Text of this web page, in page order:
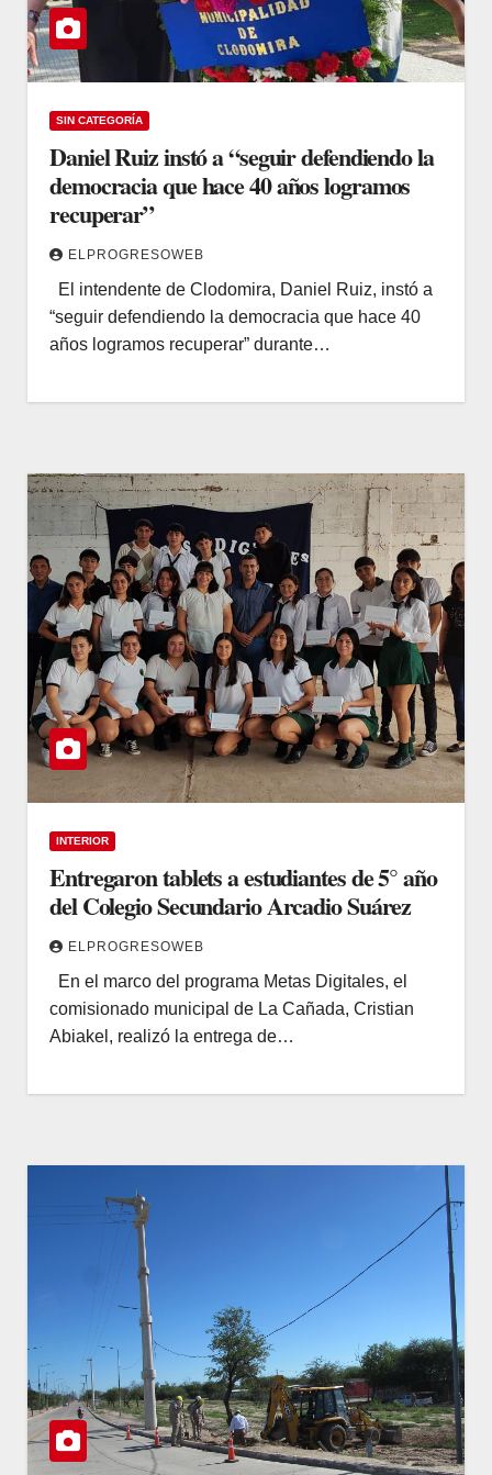
SIN CATEGORÍA
Daniel Ruiz instó a “seguir defendiendo la
democracia que hace 40 años logramos
recuperar”
ELPROGRESOWEB
El intendente de Clodomira, Daniel Ruiz, instó a
“seguir defendiendo la democracia que hace 40
años logramos recuperar” durante…
INTERIOR
Entregaron tablets a estudiantes de 5° año
del Colegio Secundario Arcadio Suárez
ELPROGRESOWEB
En el marco del programa Metas Digitales, el
comisionado municipal de La Cañada, Cristian
Abiakel, realizó la entrega de…